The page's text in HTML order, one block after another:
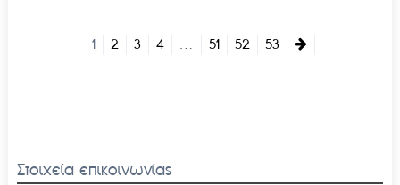
1 2 3 4 … 51 52 53
Στοιχεία επικοινωνίας